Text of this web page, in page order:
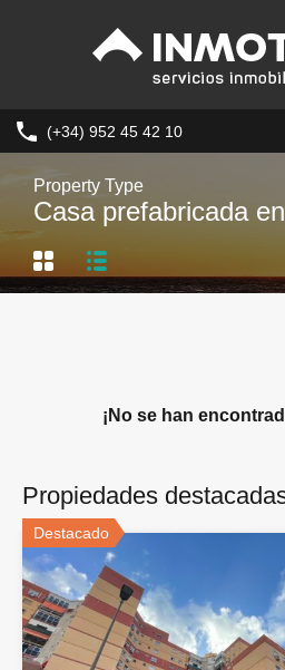
(+34) 952 45 42 10
Property Type
Casa prefabricada
¡No se han
Propiedades
Destacado